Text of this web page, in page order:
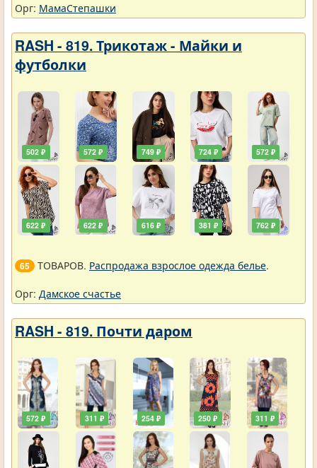
Орг: МамаСтепашки
RASH - 819. Трикотаж - Майки и
футболки
502 ₽
622 ₽
572 ₽
622 ₽
749 ₽
616 ₽
724 ₽
381 ₽
572 ₽
762 ₽
65 ТОВАРОВ. Распродажа взрослое одежда белье.
Орг: Дамское счастье
RASH - 819. Почти даром
572 ₽ 311 ₽ 254 ₽ 250 ₽ 311 ₽